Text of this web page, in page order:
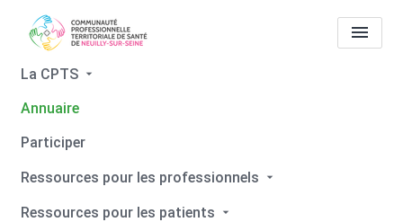
La CPTS
Annuaire
Participer
Ressources pour les professionnels
Ressources pour les patients
Tous les professionnels de
santé
Caroline PICHARD DE
MALLERAY